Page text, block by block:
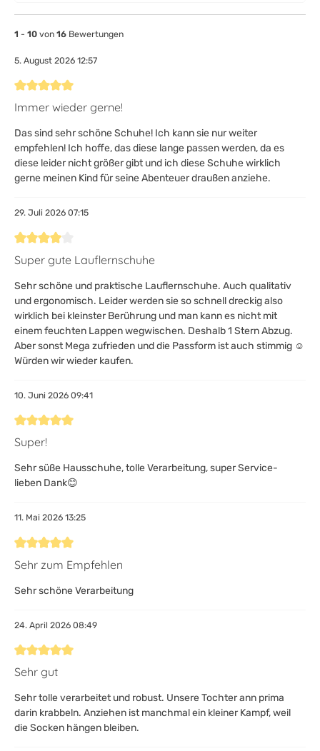
1 - 10 von 16 Bewertungen
5. August 2026 12:57
Bewertung mit 5 von 5 Sternen
Immer wieder gerne!
Das sind sehr schöne Schuhe! Ich kann sie nur weiter
empfehlen! Ich hoffe, das diese lange passen werden, da es
diese leider nicht größer gibt und ich diese Schuhe wirklich
gerne meinen Kind für seine Abenteuer draußen anziehe.
29. Juli 2026 07:15
Bewertung mit 4 von 5 Sternen
Super gute Lauflernschuhe
Sehr schöne und praktische Lauflernschuhe. Auch qualitativ
und ergonomisch. Leider werden sie so schnell dreckig also
wirklich bei kleinster Berührung und man kann es nicht mit
einem feuchten Lappen wegwischen. Deshalb 1 Stern Abzug.
Aber sonst Mega zufrieden und die Passform ist auch stimmig ☺️
Würden wir wieder kaufen.
10. Juni 2026 09:41
Bewertung mit 5 von 5 Sternen
Super!
Sehr süße Hausschuhe, tolle Verarbeitung, super Service-
lieben Dank😊
11. Mai 2026 13:25
Bewertung mit 5 von 5 Sternen
Sehr zum Empfehlen
Sehr schöne Verarbeitung
24. April 2026 08:49
Bewertung mit 5 von 5 Sternen
Sehr gut
Sehr tolle verarbeitet und robust. Unsere Tochter ann prima
darin krabbeln. Anziehen ist manchmal ein kleiner Kampf, weil
die Socken hängen bleiben.